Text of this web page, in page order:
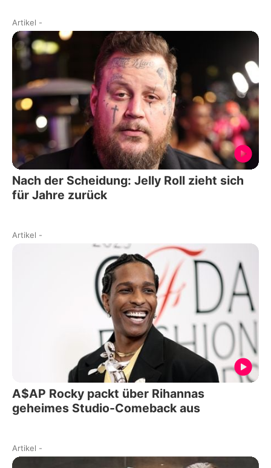
Artikel -
Nach der Scheidung: Jelly Roll zieht sich
für Jahre zurück
Artikel -
A$AP Rocky packt über Rihannas
geheimes Studio-Comeback aus
Artikel -